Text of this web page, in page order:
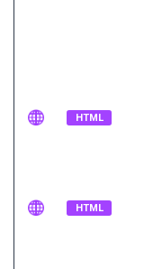
HTML
HTML